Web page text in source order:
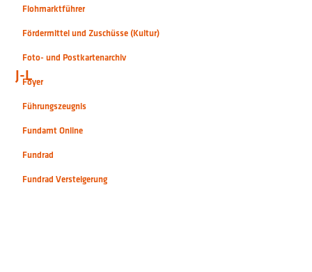
Flohmarktführer
Fördermittel und Zuschüsse (Kultur)
Foto- und Postkartenarchiv
Foyer
Führungszeugnis
Fundamt Online
Fundrad
Fundrad Versteigerung
J-L